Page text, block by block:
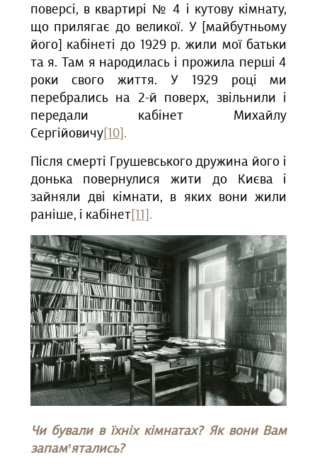
поверсі, в квартирі № 4 і кутову кімнату,
що прилягає до великої. У [майбутньому
його] кабінеті до 1929 р. жили мої батьки
та я. Там я народилась і прожила перші 4
роки свого життя. У 1929 році ми
перебрались на 2-й поверх, звільнили і
передали кабінет Михайлу
Сергійовичу[10] .
Після смерті Грушевського дружина його і
донька повернулися жити до Києва і
зайняли дві кімнати, в яких вони жили
раніше, і кабінет[11] .
Чи бували в їхніх кімнатах? Як вони Вам
запам’ятались?